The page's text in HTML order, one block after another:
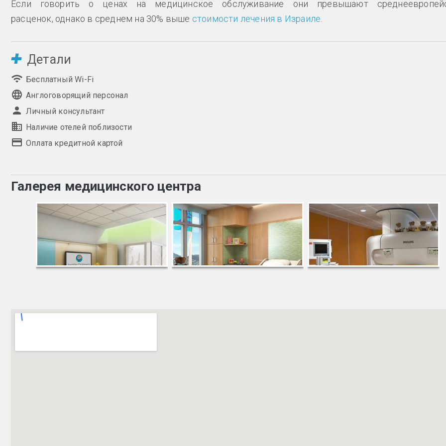
Если говорить о ценах на медицинское обслуживание они превышают
расценок, однако в среднем на 30% выше стоимости лечения в Израиле
Детали
Бесплатный Wi-Fi
Англоговорящий персонал
Личный консультант
Наличие отелей поблизости
Оплата кредитной картой
Галерея медицинского центра